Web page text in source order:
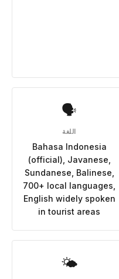
🗣
اللغة
Bahasa Indonesia
(official), Javanese,
Sundanese, Balinese,
700+ local languages,
English widely spoken
in tourist areas
🌤